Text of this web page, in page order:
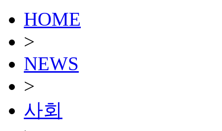
HOME
>
NEWS
>
사회